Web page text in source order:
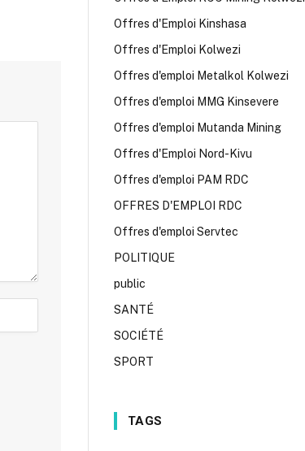
Offres d'Emploi Kinshasa
Offres d'Emploi Kolwezi
Offres d'emploi Metalkol Kolwezi
Offres d'emploi MMG Kinsevere
Offres d'emploi Mutanda Mining
Offres d'Emploi Nord-Kivu
Offres d'emploi PAM RDC
OFFRES D'EMPLOI RDC
Offres d'emploi Servtec
POLITIQUE
public
SANTÉ
SOCIÉTÉ
SPORT
TAGS